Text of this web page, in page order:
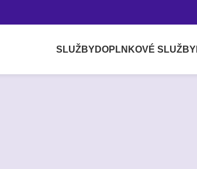
SLUŽBYDOPLNKOVÉ SLUŽBY